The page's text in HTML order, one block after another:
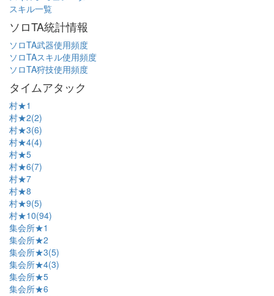
スキル一覧
ソロTA統計情報
ソロTA武器使用頻度
ソロTAスキル使用頻度
ソロTA狩技使用頻度
タイムアタック
村★1
村★2(2)
村★3(6)
村★4(4)
村★5
村★6(7)
村★7
村★8
村★9(5)
村★10(94)
集会所★1
集会所★2
集会所★3(5)
集会所★4(3)
集会所★5
集会所★6